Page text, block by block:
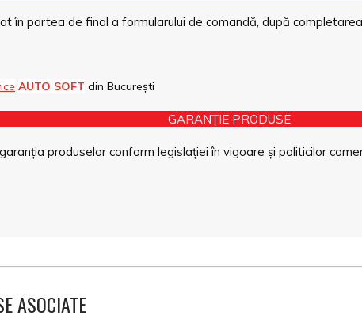
în partea de final a formularului de comandă, după
AUTO SOFT din București
GARANȚIE PRODUSE
produselor conform legislației în vigoare și politicilor
ASOCIATE